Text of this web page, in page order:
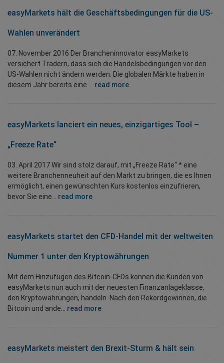
easyMarkets hält die Geschäftsbedingungen für die US-
Wahlen unverändert
07. November 2016 Der Brancheninnovator easyMarkets
versichert Tradern, dass sich die Handelsbedingungen vor den
US-Wahlen nicht ändern werden. Die globalen Märkte haben in
diesem Jahr bereits eine ... read more
easyMarkets lanciert ein neues, einzigartiges Tool –
„Freeze Rate“
03. April 2017 Wir sind stolz darauf, mit „Freeze Rate“ * eine
weitere Branchenneuheit auf den Markt zu bringen, die es Ihnen
ermöglicht, einen gewünschten Kurs kostenlos einzufrieren,
bevor Sie eine... read more
easyMarkets startet den CFD-Handel mit der weltweiten
Nummer 1 unter den Kryptowährungen
Mit dem Hinzufügen des Bitcoin-CFDs können die Kunden von
easyMarkets nun auch mit der neuesten Finanzanlageklasse,
den Kryptowährungen, handeln. Nach den Rekordgewinnen, die
Bitcoin und ande... read more
easyMarkets meistert den Brexit-Sturm & hält sein